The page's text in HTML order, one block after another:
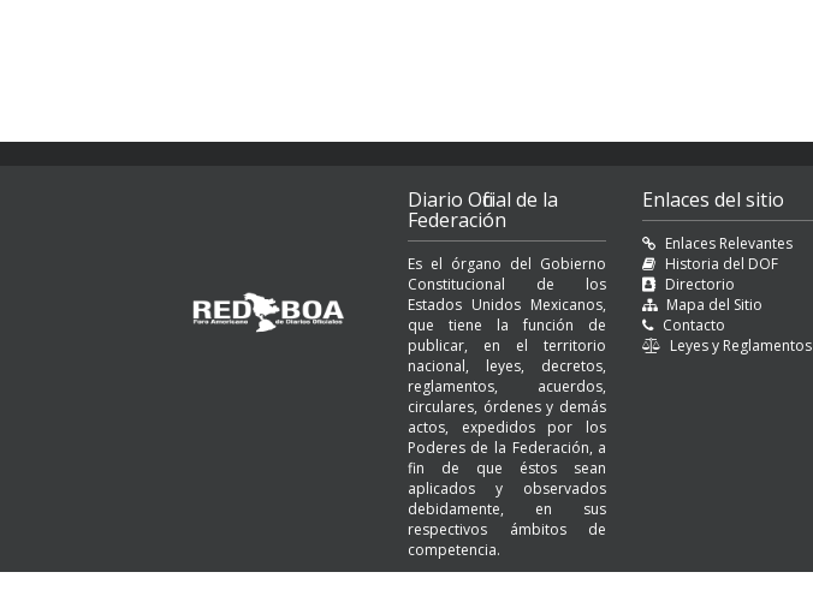
Diario Oficial de la
Federación
Es el órgano del Gobierno
Constitucional de los
Estados Unidos Mexicanos,
que tiene la función de
publicar, en el territorio
nacional, leyes, decretos,
reglamentos, acuerdos,
circulares, órdenes y demás
actos, expedidos por los
Poderes de la Federación, a
fin de que éstos sean
aplicados y observados
debidamente, en sus
respectivos ámbitos de
competencia.
Enlaces del sitio
Enlaces Relevantes
Historia del DOF
Directorio
Mapa del Sitio
Contacto
Leyes y Reglamentos